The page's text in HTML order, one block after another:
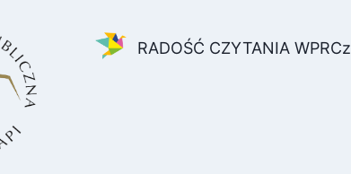
RADOŚĆ CZYTANIA WPRCz